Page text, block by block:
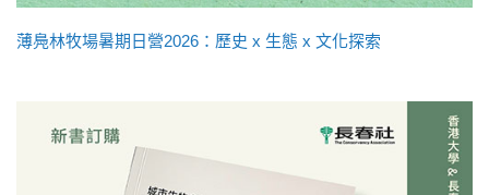
薄鳧林牧場暑期日營2026：歷史 x 生態 x 文化探索